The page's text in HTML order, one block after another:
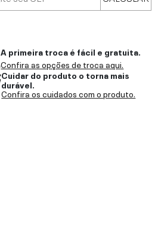
A primeira troca é fácil e gratuita.
Confira as opções de troca aqui.
Cuidar do produto o torna mais
durável.
Confira os cuidados com o produto.